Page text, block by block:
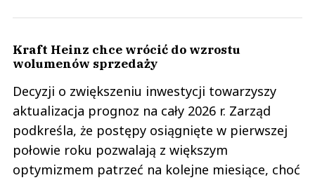
Kraft Heinz chce wrócić do wzrostu
wolumenów sprzedaży
Decyzji o zwiększeniu inwestycji towarzyszy
aktualizacja prognoz na cały 2026 r. Zarząd
podkreśla, że postępy osiągnięte w pierwszej
połowie roku pozwalają z większym
optymizmem patrzeć na kolejne miesiące, choć